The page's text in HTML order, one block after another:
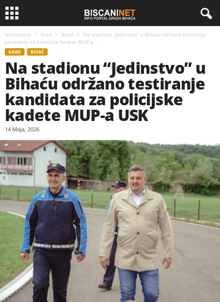
Naslovnica Grad Bihać
Na stadionu “Jedinstvo” u Bihaću održano testiranje
kandidata za policijske kadete MUP-a...
GRAD BIHAĆ
Na stadionu “Jedinstvo” u
Bihaću održano testiranje
kandidata za policijske
kadete MUP-a USK
14 Maja, 2026